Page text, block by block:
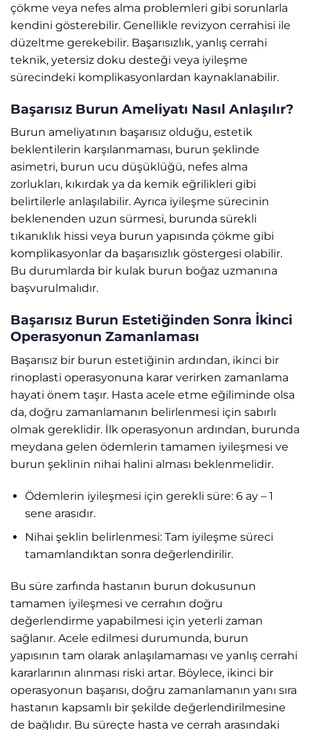
çökme veya nefes alma problemleri gibi sorunlarla
kendini gösterebilir. Genellikle revizyon cerrahisi ile
düzeltme gerekebilir. Başarısızlık, yanlış cerrahi
teknik, yetersiz doku desteği veya iyileşme
sürecindeki komplikasyonlardan kaynaklanabilir.
Başarısız Burun Ameliyatı Nasıl Anlaşılır?
Burun ameliyatının başarısız olduğu, estetik
beklentilerin karşılanmaması, burun şeklinde
asimetri, burun ucu düşüklüğü, nefes alma
zorlukları, kıkırdak ya da kemik eğrilikleri gibi
belirtilerle anlaşılabilir. Ayrıca iyileşme sürecinin
beklenenden uzun sürmesi, burunda sürekli
tıkanıklık hissi veya burun yapısında çökme gibi
komplikasyonlar da başarısızlık göstergesi olabilir.
Bu durumlarda bir kulak burun boğaz uzmanına
başvurulmalıdır.
Başarısız Burun Estetiğinden Sonra İkinci
Operasyonun Zamanlaması
Başarısız bir burun estetiğinin ardından, ikinci bir
rinoplasti operasyonuna karar verirken zamanlama
hayati önem taşır. Hasta acele etme eğiliminde olsa
da, doğru zamanlamanın belirlenmesi için sabırlı
olmak gereklidir. İlk operasyonun ardından, burunda
meydana gelen ödemlerin tamamen iyileşmesi ve
burun şeklinin nihai halini alması beklenmelidir.
Ödemlerin iyileşmesi için gerekli süre: 6 ay – 1
sene arasıdır.
Nihai şeklin belirlenmesi: Tam iyileşme süreci
tamamlandıktan sonra değerlendirilir.
Bu süre zarfında hastanın burun dokusunun
tamamen iyileşmesi ve cerrahın doğru
değerlendirme yapabilmesi için yeterli zaman
sağlanır. Acele edilmesi durumunda, burun
yapısının tam olarak anlaşılamaması ve yanlış cerrahi
kararlarının alınması riski artar. Böylece, ikinci bir
operasyonun başarısı, doğru zamanlamanın yanı sıra
hastanın kapsamlı bir şekilde değerlendirilmesine
de bağlıdır. Bu süreçte hasta ve cerrah arasındaki